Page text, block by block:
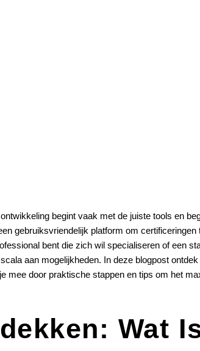
begint vaak met de juiste tools en
gebruiksvriendelijk platform om certificeringen
bent die zich wil specialiseren of een
aan mogelijkheden. In deze blogpost
mee door praktische stappen en tips om het
Wat